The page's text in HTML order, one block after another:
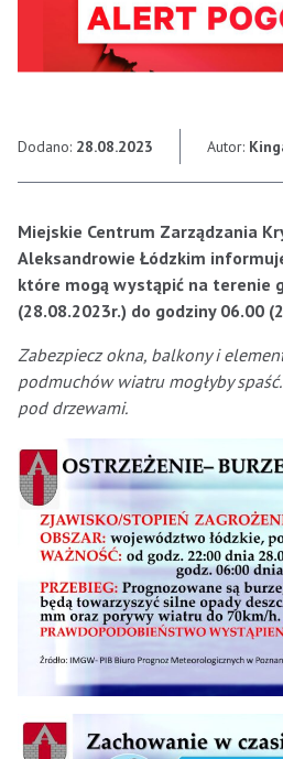
Dodano: 28.08.2023 Autor:
Miejskie Centrum Zarządzania
Aleksandrowie Łódzkim
które mogą wystąpić na terenie
(28.08.2023r.) do godziny 06.00
Zabezpiecz okna, balkony i
podmuchów wiatru mogłyby
pod drzewami.